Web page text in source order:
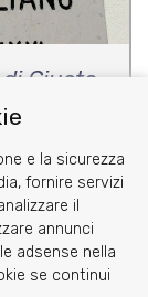
Giusto
Friuli
e la sicurezza
fornire servizi
il
annunci
adsense nella
se continui